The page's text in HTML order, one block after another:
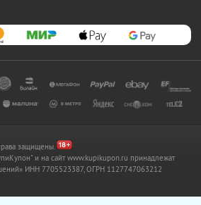
защищены.
и на сайт www.kupikupon.ru принадлежат
ИНН 7705523387, ОГРН 1127747063212